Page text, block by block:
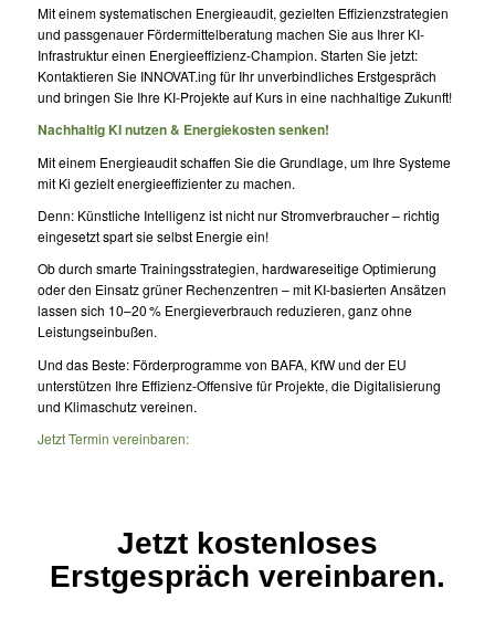
Mit einem systematischen Energieaudit, gezielten Effizienzstrategien
und passgenauer Fördermittelberatung machen Sie aus Ihrer KI-
Infrastruktur einen Energieeffizienz-Champion. Starten Sie jetzt:
Kontaktieren Sie INNOVAT.ing für Ihr unverbindliches Erstgespräch
und bringen Sie Ihre KI-Projekte auf Kurs in eine nachhaltige Zukunft!
Nachhaltig KI nutzen & Energiekosten senken!
Mit einem Energieaudit schaffen Sie die Grundlage, um Ihre Systeme
mit Ki gezielt energieeffizienter zu machen.
Denn: Künstliche Intelligenz ist nicht nur Stromverbraucher – richtig
eingesetzt spart sie selbst Energie ein!
Ob durch smarte Trainingsstrategien, hardwareseitige Optimierung
oder den Einsatz grüner Rechenzentren – mit KI-basierten Ansätzen
lassen sich 10–20 % Energieverbrauch reduzieren, ganz ohne
Leistungseinbußen.
Und das Beste: Förderprogramme von BAFA, KfW und der EU
unterstützen Ihre Effizienz-Offensive für Projekte, die Digitalisierung
und Klimaschutz vereinen.
Jetzt Termin vereinbaren:
Jetzt kostenloses
Erstgespräch vereinbaren.